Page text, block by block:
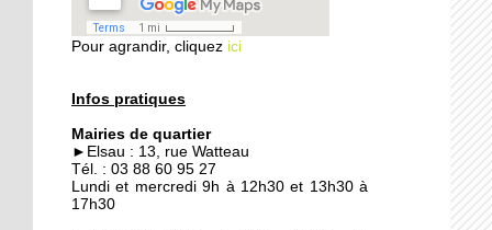
Les habitants
redécouvrent le Parc
naturel urbain
23 septembre 2014
Quand les employeurs
viennent chercher les
chômeurs
23 septembre 2014
Pour agrandir, cliquez ici
Infos pratiques
Mairies de quartier
►Elsau : 13, rue Watteau
Tél. : 03 88 60 95 27
Lundi et mercredi 9h à 12h30 et 13h30 à
17h30